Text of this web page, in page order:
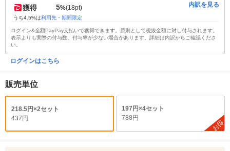
獲得 5%(18pt)
うち4.5%は利用先・期間限定
内訳を見る
ログイン&全額PayPay支払いで獲得できます。原則として税抜金額に対し付与されます。
表示よりも実際の付与数、付与率が少ない場合があります。詳細は内訳からご確認くださ
い。
ログインはこちら
販売単位
218.5円×2セット
437円
197円×4セット
788円
お得